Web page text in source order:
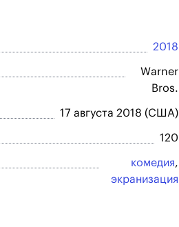
2018
Warner
Bros.
17 августа 2018 (США)
120
комедия,
экранизация